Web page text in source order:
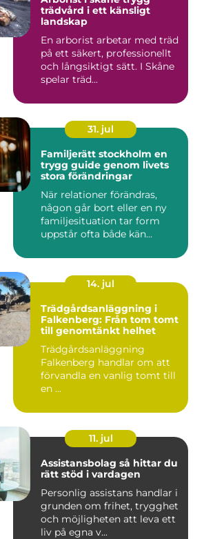
trädvård i ett känsligt
landskap
En arborist arbetar med träd
på ett säkert, professionellt
och långsiktigt sätt. I Skåne
spelar träd...
31. jul
Familjerätt stockholm en
trygg guide genom livets
stora förändringar
När relationer förändras,
någon går bort eller en ny
familjesituation tar form
uppstår ofta både kän...
14. jul
Trädgårdsanläggning i
Falkenberg: Från tom tomt
till genomtänkt helhet
Trädgårdsanläggning
Falkenberg handlar om att
förvandla en vanlig tomt till
en ...
11. jul
Assistansbolag så hittar du
rätt stöd i vardagen
Personlig assistans handlar i
grunden om frihet, trygghet
och möjligheten att leva ett
liv på egna v...